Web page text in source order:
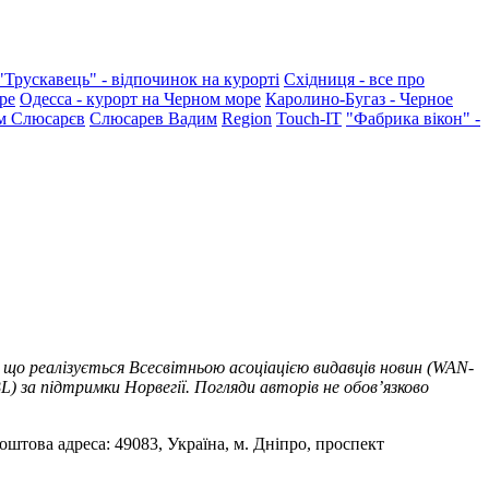
- відпочинок на курорті Східниця - все про
Одесса - курорт на Черном море Каролино-Бугаз - Черное
Слюсарєв Слюсарев Вадим Region Touch-IT "Фабрика вікон" -
Всесвітньою асоціацією видавців новин (WAN-
підтримки Норвегії. Погляди авторів не обов’язково
адреса: 49083, Україна, м. Дніпро, проспект